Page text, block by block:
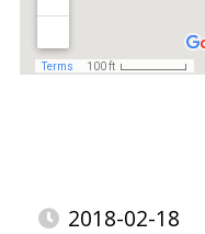
2018-02-18